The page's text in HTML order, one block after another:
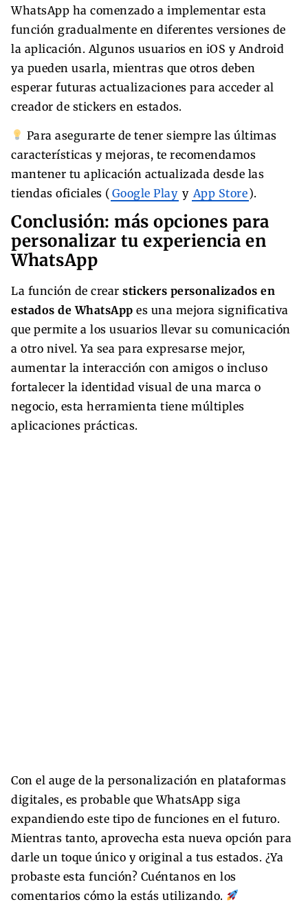
WhatsApp ha comenzado a implementar esta
función gradualmente en diferentes versiones de
la aplicación. Algunos usuarios en iOS y Android
ya pueden usarla, mientras que otros deben
esperar futuras actualizaciones para acceder al
creador de stickers en estados.
Para asegurarte de tener siempre las últimas
características y mejoras, te recomendamos
mantener tu aplicación actualizada desde las
tiendas oficiales ( Google Play y App Store).
Conclusión: más opciones para
personalizar tu experiencia en
WhatsApp
La función de crear stickers personalizados en
estados de WhatsApp es una mejora significativa
que permite a los usuarios llevar su comunicación
a otro nivel. Ya sea para expresarse mejor,
aumentar la interacción con amigos o incluso
fortalecer la identidad visual de una marca o
negocio, esta herramienta tiene múltiples
aplicaciones prácticas.
Con el auge de la personalización en plataformas
digitales, es probable que WhatsApp siga
expandiendo este tipo de funciones en el futuro.
Mientras tanto, aprovecha esta nueva opción para
darle un toque único y original a tus estados. ¿Ya
probaste esta función? Cuéntanos en los
comentarios cómo la estás utilizando.